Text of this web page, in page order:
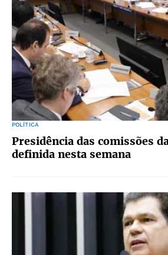
POLÍTICA
Presidência das comissões
definida nesta semana